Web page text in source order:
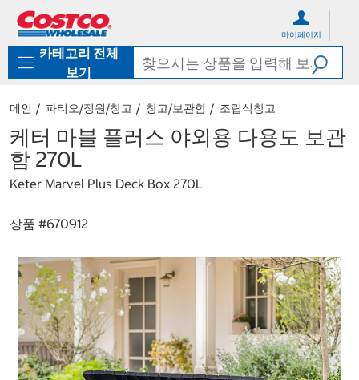
로
기
가
마이페이지
카테고리 전체
보기
메인 파티오/정원/창고 창고/보관함 조립식창고
케터 마블 플러스 야외용 다용도 보관
함 270L
Keter Marvel Plus Deck Box 270L
상품 #670912